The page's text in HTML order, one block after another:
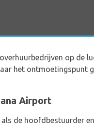
op de
het ontmoetingspunt
Airport
de hoofdbestuurder en